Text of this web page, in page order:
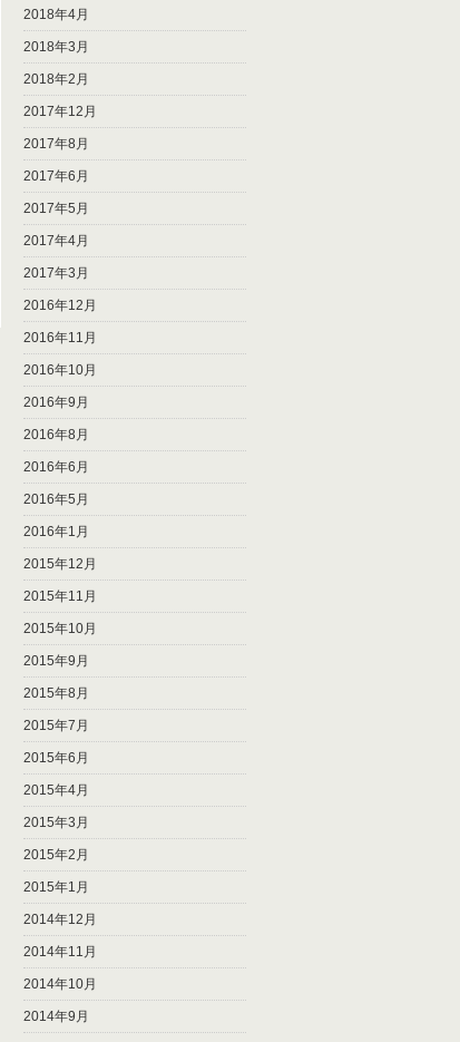
2018年4月
2018年3月
2018年2月
2017年12月
2017年8月
2017年6月
2017年5月
2017年4月
2017年3月
2016年12月
2016年11月
2016年10月
2016年9月
2016年8月
2016年6月
2016年5月
2016年1月
2015年12月
2015年11月
2015年10月
2015年9月
2015年8月
2015年7月
2015年6月
2015年4月
2015年3月
2015年2月
2015年1月
2014年12月
2014年11月
2014年10月
2014年9月